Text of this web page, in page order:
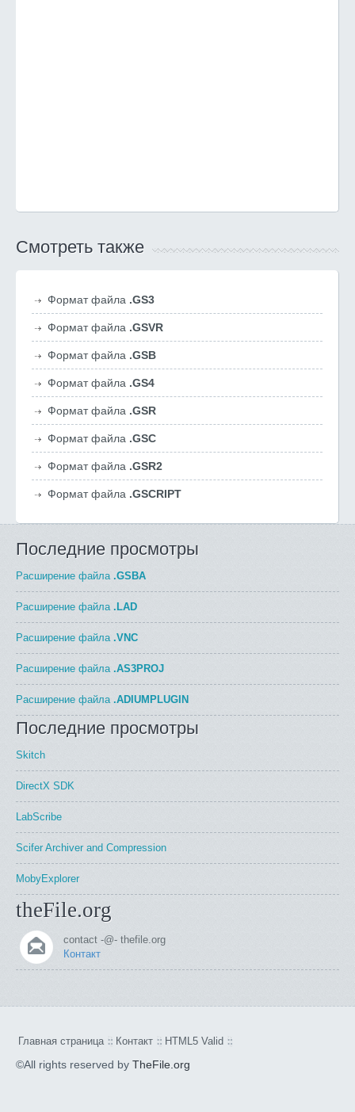
Смотреть также
Формат файла .GS3
Формат файла .GSVR
Формат файла .GSB
Формат файла .GS4
Формат файла .GSR
Формат файла .GSC
Формат файла .GSR2
Формат файла .GSCRIPT
Последние просмотры
Расширение файла .GSBA
Расширение файла .LAD
Расширение файла .VNC
Расширение файла .AS3PROJ
Расширение файла .ADIUMPLUGIN
Последние просмотры
Skitch
DirectX SDK
LabScribe
Scifer Archiver and Compression
MobyExplorer
theFile.org
contact -@- thefile.org
Контакт
Главная страница Контакт HTML5 Valid
©All rights reserved by TheFile.org